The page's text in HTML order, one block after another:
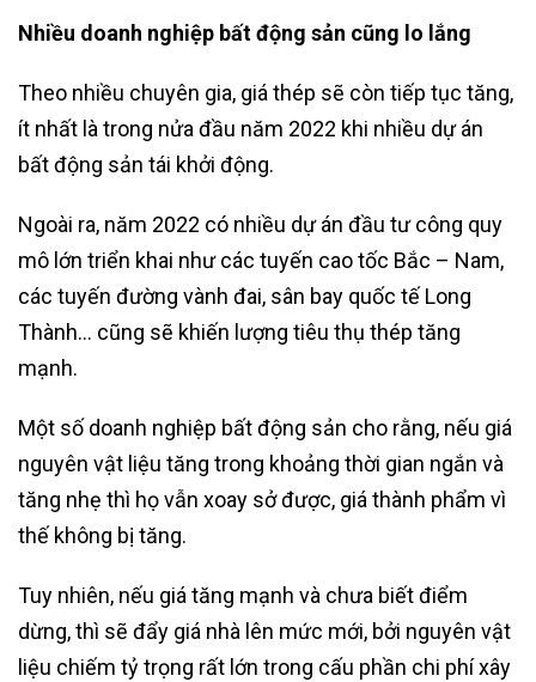
Nhiều doanh nghiệp bất động sản cũng lo lắng
Theo nhiều chuyên gia, giá thép sẽ còn tiếp tục tăng,
ít nhất là trong nửa đầu năm 2022 khi nhiều dự án
bất động sản tái khởi động.
Ngoài ra, năm 2022 có nhiều dự án đầu tư công quy
mô lớn triển khai như các tuyến cao tốc Bắc – Nam,
các tuyến đường vành đai, sân bay quốc tế Long
Thành… cũng sẽ khiến lượng tiêu thụ thép tăng
mạnh.
Một số doanh nghiệp bất động sản cho rằng, nếu giá
nguyên vật liệu tăng trong khoảng thời gian ngắn và
tăng nhẹ thì họ vẫn xoay sở được, giá thành phẩm vì
thế không bị tăng.
Tuy nhiên, nếu giá tăng mạnh và chưa biết điểm
dừng, thì sẽ đẩy giá nhà lên mức mới, bởi nguyên vật
liệu chiếm tỷ trọng rất lớn trong cấu phần chi phí xây